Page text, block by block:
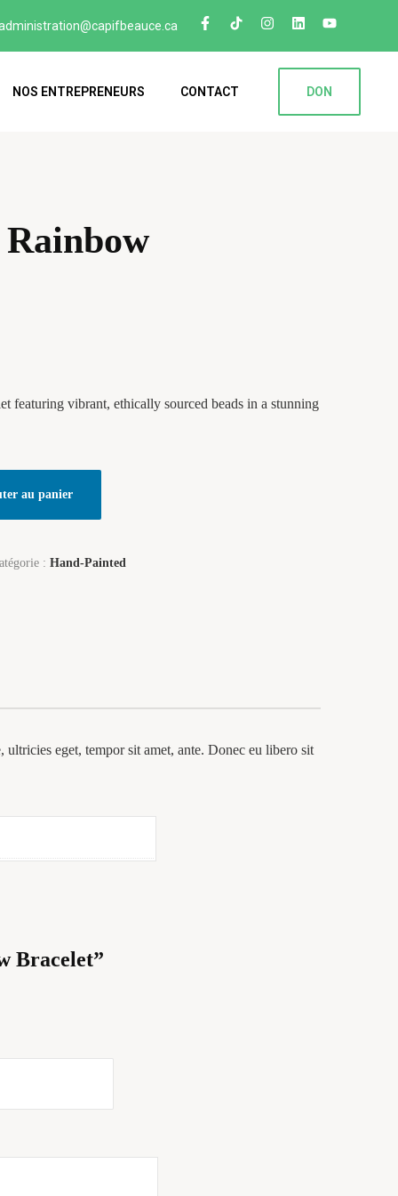
NOS ENTREPRENEURS CONTACT DON
featuring vibrant, ethically sourced beads in a stunning
au panier
:Hand-Painted
ultricies eget, tempor sit amet, ante. Donec eu libero sit
Bracelet”